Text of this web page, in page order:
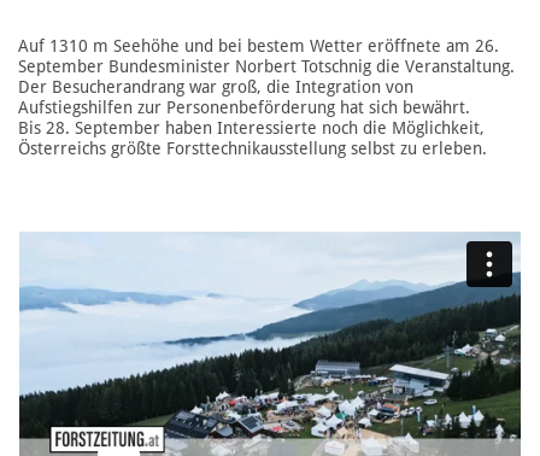
Auf 1310 m Seehöhe und bei bestem Wetter eröffnete am 26.
September Bundesminister Norbert Totschnig die Veranstaltung.
Der Besucherandrang war groß, die Integration von
Aufstiegshilfen zur Personenbeförderung hat sich bewährt.
Bis 28. September haben Interessierte noch die Möglichkeit,
Österreichs größte Forsttechnikausstellung selbst zu erleben.